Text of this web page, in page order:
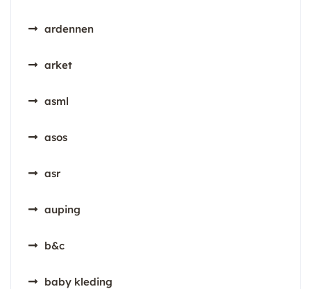
ardennen
arket
asml
asos
asr
auping
b&c
baby kleding